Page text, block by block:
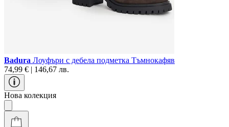
Badura Лоуфъри с дебела подметка Тъмнокафяв
74,99 € | 146,67 лв.
Нова колекция